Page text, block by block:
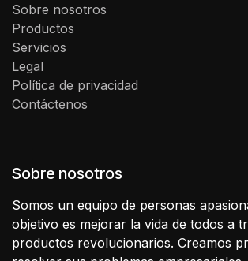
Sobre nosotros
Productos
Servicios
Legal
Política de privacidad
Contáctenos
Sobre nosotros
Somos un equipo de personas
objetivo es mejorar la vida de todos a
productos revolucionarios. Creamos